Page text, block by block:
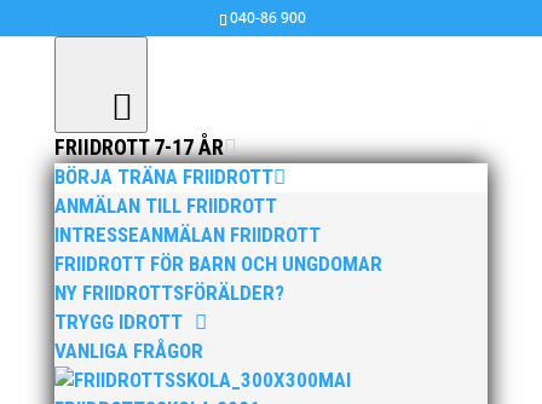
040-86 900
FRIIDROTT 7-17 ÅR
BÖRJA TRÄNA FRIIDROTT
ANMÄLAN TILL FRIIDROTT
INTRESSEANMÄLAN FRIIDROTT
FRIIDROTT FÖR BARN OCH UNGDOMAR
NY FRIIDROTTSFÖRÄLDER?
TRYGG IDROTT
VANLIGA FRÅGOR
MAI
Kalvinknatet 2012: Resultat och bilder
maj 31, 2012|Okategoriserade
>> Kalvinknatsfinaler, klicka här!
>> Startlista!
>> Resultat Malmö!